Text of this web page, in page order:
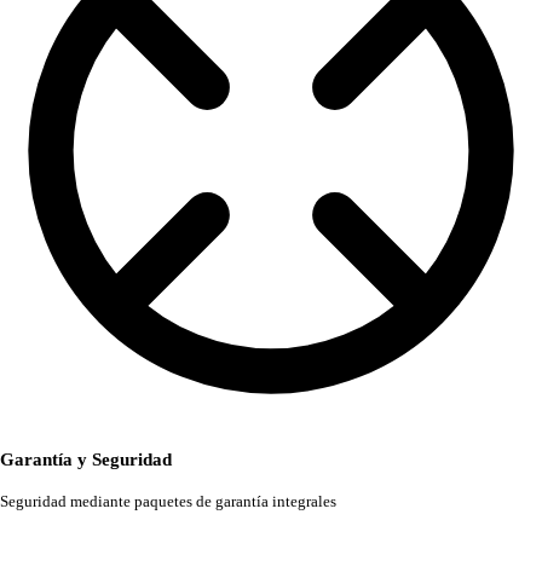
Garantía y Seguridad
Seguridad mediante paquetes de garantía integrales